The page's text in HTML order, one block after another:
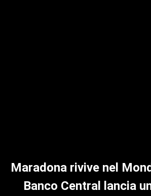
Maradona rivive nel
Banco Central lancia